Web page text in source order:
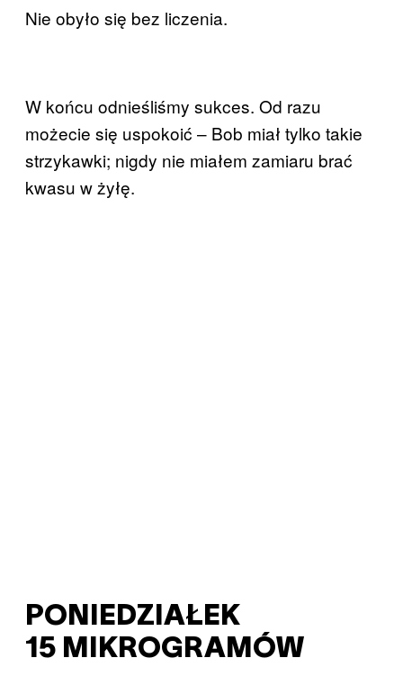
Nie obyło się bez liczenia.
W końcu odnieśliśmy sukces. Od razu
możecie się uspokoić – Bob miał tylko takie
strzykawki; nigdy nie miałem zamiaru brać
kwasu w żyłę.
PONIEDZIAŁEK
15 MIKROGRAMÓW